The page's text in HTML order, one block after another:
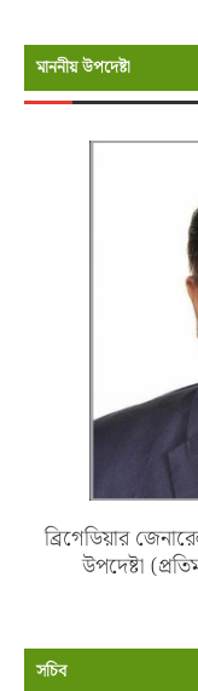
মাননীয় উপদেষ্টা
ব্রিগেডিয়ার
উপদেষ্টা
সচিব